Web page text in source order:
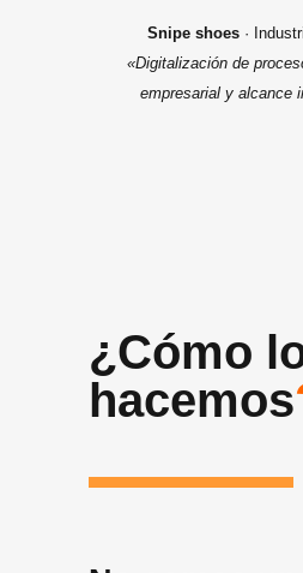
Snipe shoes·
«Digitalización de
empresarial y alcance
¿Cómo
hacemos